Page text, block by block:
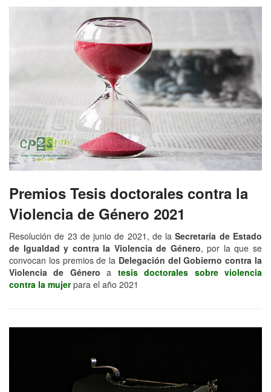
Premios Tesis doctorales contra la
Violencia de Género 2021
Resolución de 23 de junio de 2021, de la Secretaría de Estado
de Igualdad y contra la Violencia de Género, por la que se
convocan los premios de la Delegación del Gobierno contra la
Violencia de Género a tesis doctorales sobre violencia
contra la mujerpara el año 2021